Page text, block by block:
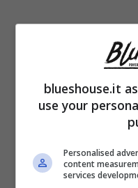
movimentata. Da
conduttrice ha
collega: si tratta del
di sentimento,
blueshouse.it
use your
Personalised
content
services